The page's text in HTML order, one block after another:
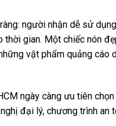
người nhận dễ sử
gian. Một chiếc nón
vật phẩm quảng
ngày càng ưu tiên
đại lý, chương trình an